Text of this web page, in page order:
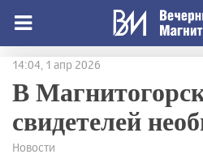
14:04, 1 апр 2026
В
свидетелей
Новости